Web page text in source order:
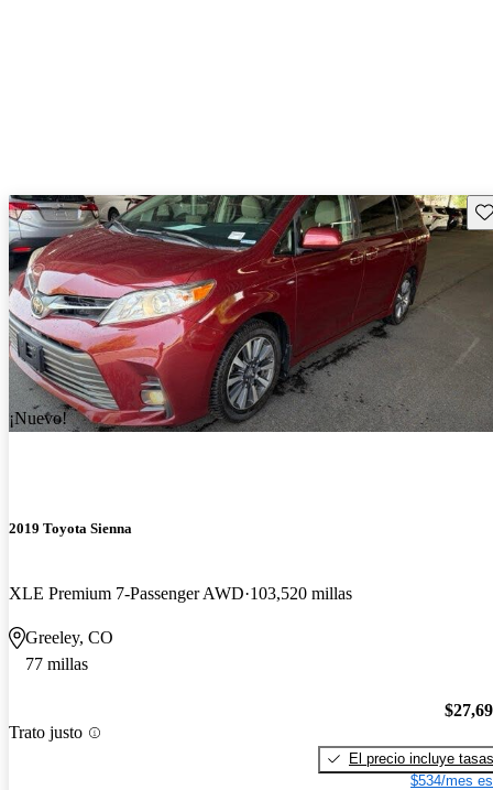
¡Nuevo!
2019 Toyota Sienna
XLE Premium 7-Passenger AWD 103,520 millas
Greeley, CO
77 millas
Trato justo
El precio incluye tasas
$534/mes